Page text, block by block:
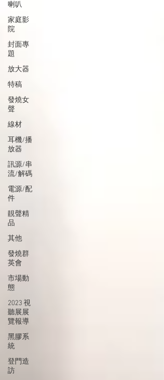
喇叭
家庭影
院
封面專
題
放大器
特稿
發燒女
聲
線材
耳機/播
放器
訊源/串
流/解碼
電源/配
件
靚聲精
品
其他
發燒群
英會
市場動
態
2023 視
聽展展
覽報導
黑膠系
統
登門造
訪